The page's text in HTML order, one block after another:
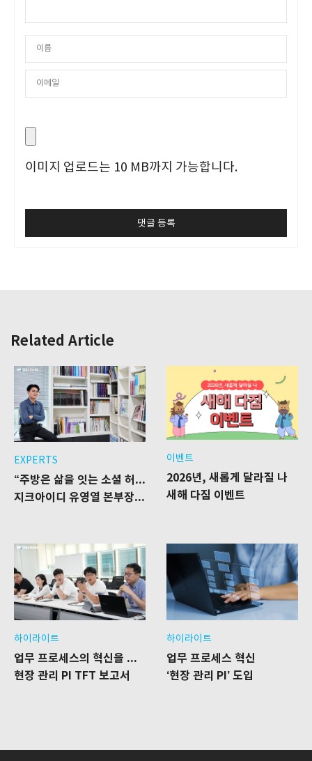
이미지 업로드는 10 MB까지 가능합니다.
Related Article
EXPERTS
“주방은 삶을 잇는 소셜 허브다”
지크아이디 유영열 본부장이 완성한 ‘에피트’의 공간 혁신
이벤트
2026년, 새롭게 달라질 나​
새해 다짐 이벤트
하이라이트
업무 프로세스의 혁신을 이룬다
현장 관리 PI TFT 보고서
하이라이트
업무 프로세스 혁신
‘현장 관리 PI’ 도입